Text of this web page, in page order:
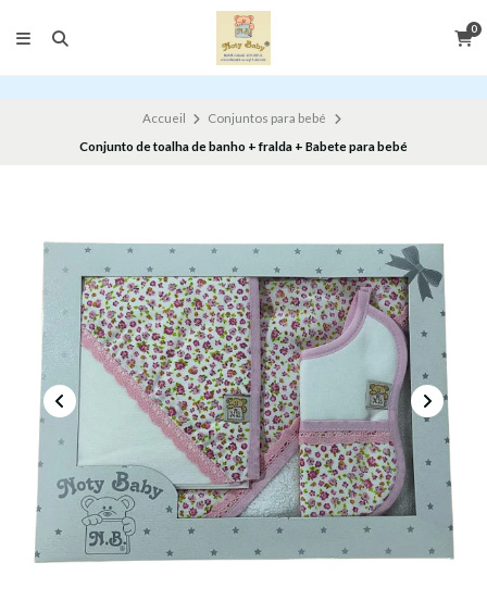
0
Accueil
Conjuntos para bebé
Conjunto de toalha de banho + fralda + Babete para bebé